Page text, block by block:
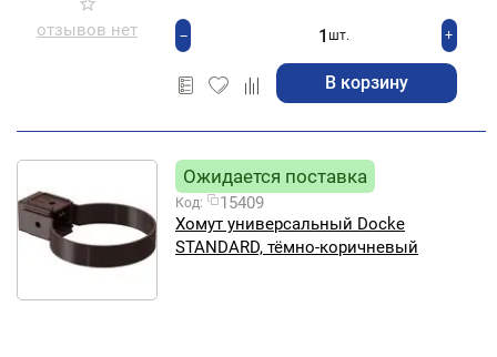
отзывов нет +
шт.
−
В корзину
Ожидается поставка
Код:
15409
Хомут универсальный Docke
STANDARD, тёмно-коричневый